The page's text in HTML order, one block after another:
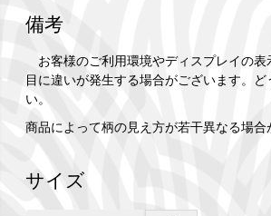
備考
お客様のご利用環境やディスプレイの表
目に違いが発生する場合がございます。ど
い。
商品によって柄の見え方が若干異なる場合
サイズ